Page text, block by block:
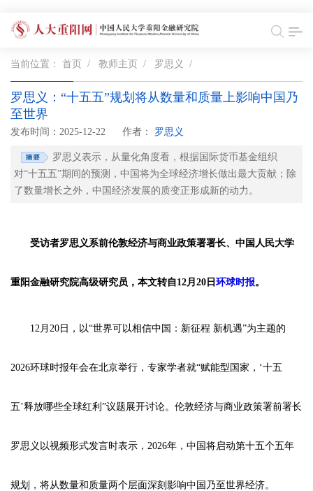
当前位置： 首页 / 教师主页 / 罗思义 /
罗思义：“十五五”规划将从数量和质量上影响中国乃
至世界
发布时间：2025-12-22 作者： 罗思义
罗思义表示，从量化角度看，根据国际货币基金组织
对“十五五”期间的预测，中国将为全球经济增长做出最大贡献；除
了数量增长之外，中国经济发展的质变正形成新的动力。
受访者罗思义系前伦敦经济与商业政策署署长、中国人民大学
重阳金融研究院高级研究员，本文转自12月20日 环球时报。
12月20日，以“世界可以相信中国：新征程 新机遇”为主题的
2026环球时报年会在北京举行，专家学者就“赋能型国家，‘十五
五’释放哪些全球红利”议题展开讨论。伦敦经济与商业政策署前署长
罗思义以视频形式发言时表示，2026年，中国将启动第十五个五年
规划，将从数量和质量两个层面深刻影响中国乃至世界经济。